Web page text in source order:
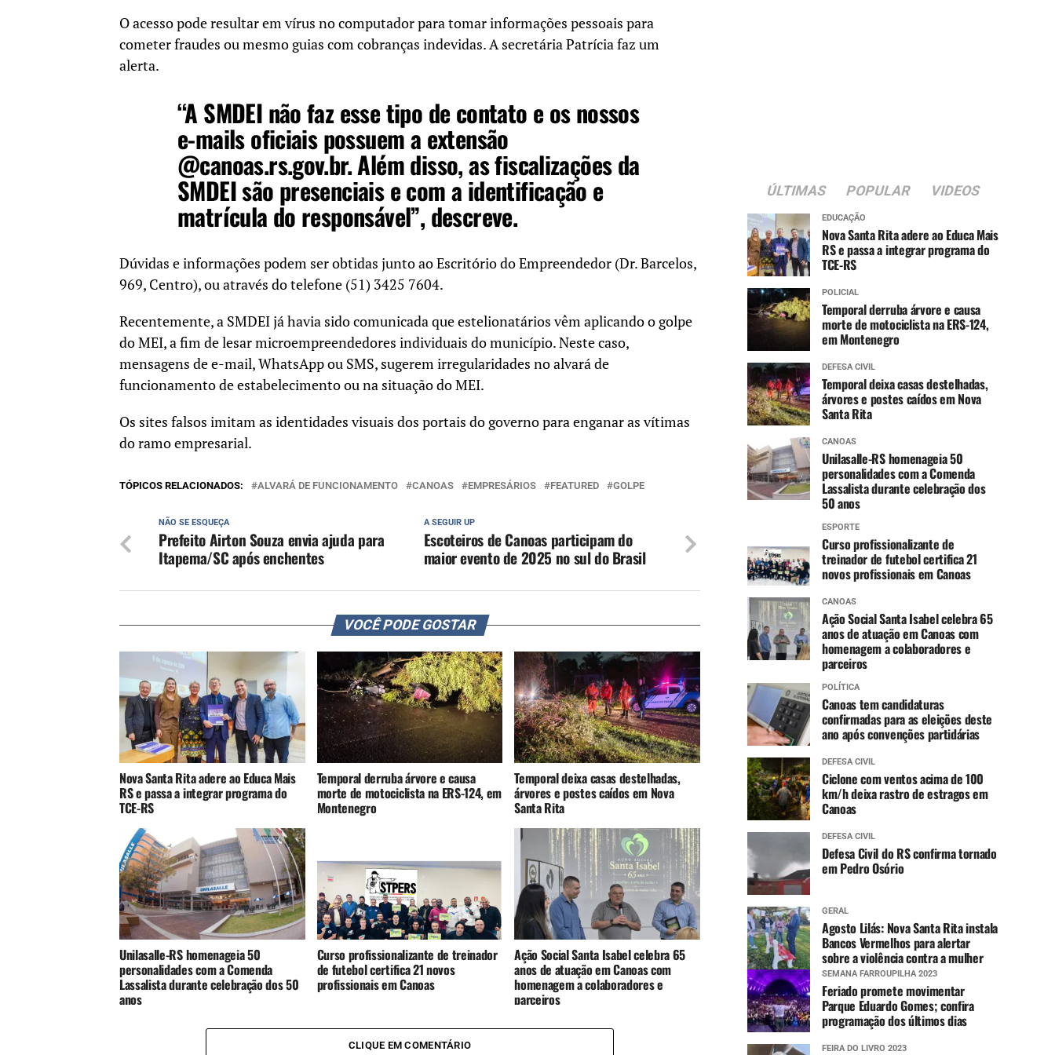
O acesso pode resultar em vírus no computador para tomar informações pessoais para
cometer fraudes ou mesmo guias com cobranças indevidas. A secretária Patrícia faz um
alerta.
“A SMDEI não faz esse tipo de contato e os nossos
e-mails oficiais possuem a extensão
@canoas.rs.gov.br. Além disso, as fiscalizações da
SMDEI são presenciais e com a identificação e
matrícula do responsável”, descreve.
Dúvidas e informações podem ser obtidas junto ao Escritório do Empreendedor (Dr. Barcelos,
969, Centro), ou através do telefone (51) 3425 7604.
Recentemente, a SMDEI já havia sido comunicada que estelionatários vêm aplicando o golpe
do MEI, a fim de lesar microempreendedores individuais do município. Neste caso,
mensagens de e-mail, WhatsApp ou SMS, sugerem irregularidades no alvará de
funcionamento de estabelecimento ou na situação do MEI.
Os sites falsos imitam as identidades visuais dos portais do governo para enganar as vítimas
do ramo empresarial.
TÓPICOS RELACIONADOS: ALVARÁ DE FUNCIONAMENTO CANOAS EMPRESÁRIOS FEATURED GOLPE
A SEGUIR UP
Escoteiros de Canoas participam do
maior evento de 2025 no sul do Brasil
NÃO SE ESQUEÇA
Prefeito Airton Souza envia ajuda para
Itapema/SC após enchentes
VOCÊ PODE GOSTAR
Nova Santa Rita adere ao Educa Mais
RS e passa a integrar programa do
TCE-RS
Temporal derruba árvore e causa
morte de motociclista na ERS-124, em
Montenegro
Temporal deixa casas destelhadas,
árvores e postes caídos em Nova
Santa Rita
Unilasalle-RS homenageia 50
personalidades com a Comenda
Lassalista durante celebração dos 50
anos
Curso profissionalizante de treinador
de futebol certifica 21 novos
profissionais em Canoas
Ação Social Santa Isabel celebra 65
anos de atuação em Canoas com
homenagem a colaboradores e
parceiros
CLIQUE EM COMENTÁRIO
ÚLTIMAS POPULAR VIDEOS
EDUCAÇÃO
Nova Santa Rita adere ao Educa Mais
RS e passa a integrar programa do
TCE-RS
POLICIAL
Temporal derruba árvore e causa
morte de motociclista na ERS-124,
em Montenegro
DEFESA CIVIL
Temporal deixa casas destelhadas,
árvores e postes caídos em Nova
Santa Rita
CANOAS
Unilasalle-RS homenageia 50
personalidades com a Comenda
Lassalista durante celebração dos
50 anos
ESPORTE
Curso profissionalizante de
treinador de futebol certifica 21
novos profissionais em Canoas
CANOAS
Ação Social Santa Isabel celebra 65
anos de atuação em Canoas com
homenagem a colaboradores e
parceiros
POLÍTICA
Canoas tem candidaturas
confirmadas para as eleições deste
ano após convenções partidárias
DEFESA CIVIL
Ciclone com ventos acima de 100
km/h deixa rastro de estragos em
Canoas
DEFESA CIVIL
Defesa Civil do RS confirma tornado
em Pedro Osório
GERAL
Agosto Lilás: Nova Santa Rita instala
Bancos Vermelhos para alertar
sobre a violência contra a mulher
SEMANA FARROUPILHA 2023
Feriado promete movimentar
Parque Eduardo Gomes; confira
programação dos últimos dias
FEIRA DO LIVRO 2023